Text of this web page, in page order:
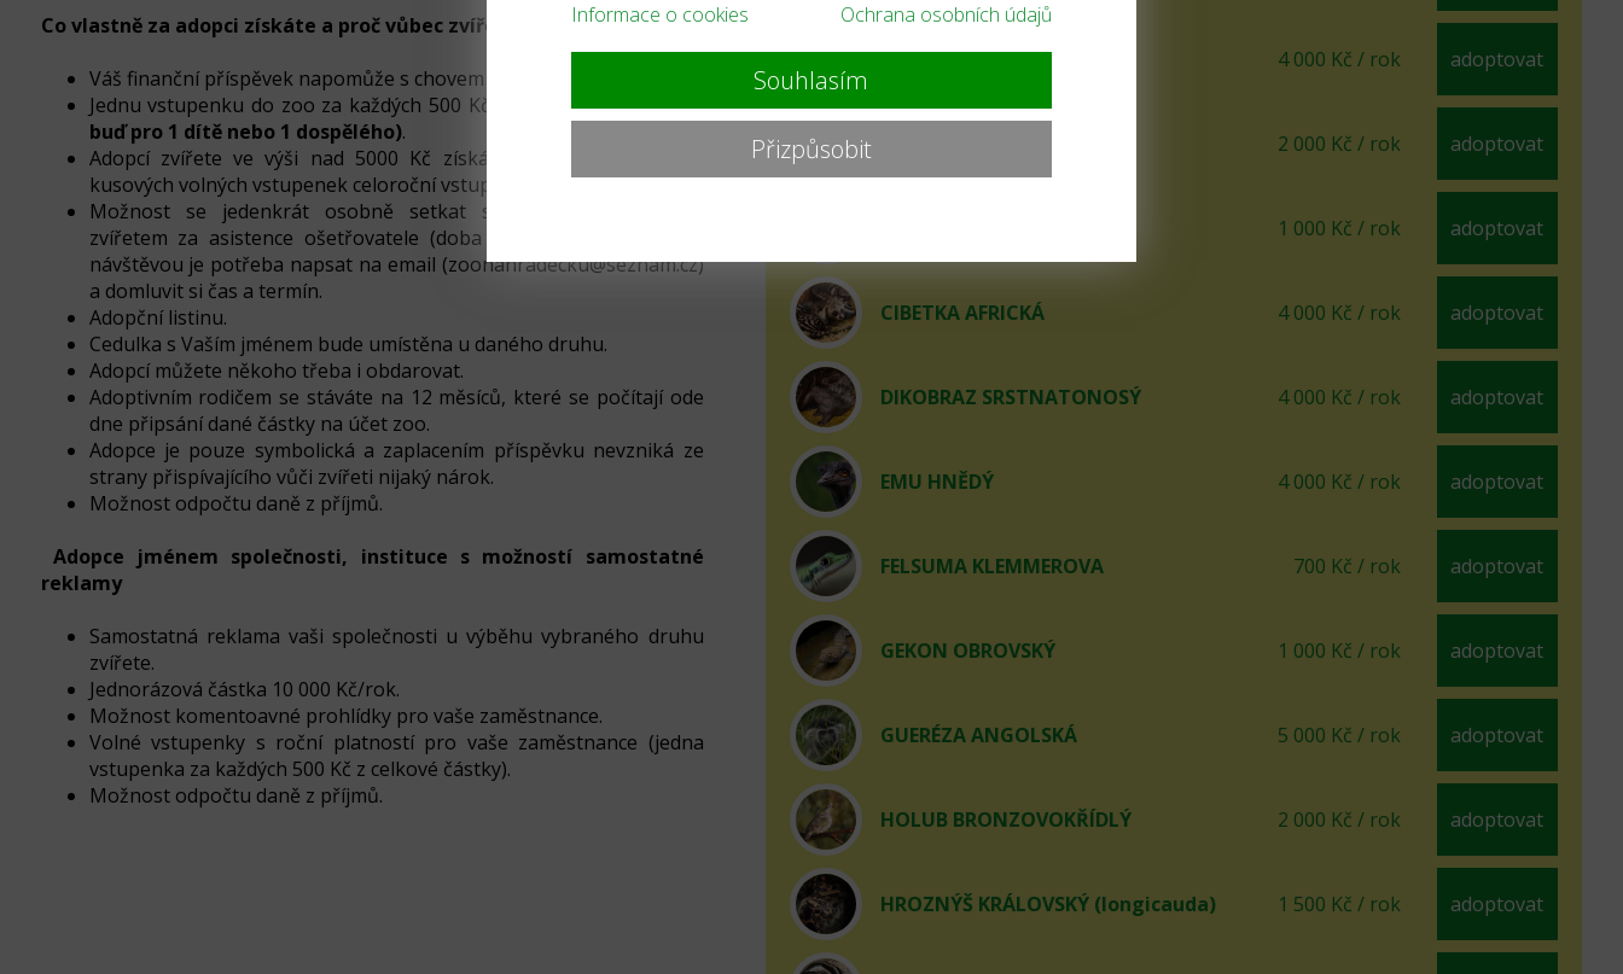
Co vlastně za adopci získáte a proč vůbec zvíře adoptovat?
Váš finanční příspěvek napomůže s chovem daného druhu.
Jednu vstupenku do zoo za každých 500 Kč
(vstupenka je platná
buď pro 1 dítě nebo 1 dospělého).
Adopcí zvířete ve výši nad 5000 Kč získá adoptivní rodič místo
kusových volných vstupenek celoroční vstup do zoo ZDARMA.
Možnost se jedenkrát osobně setkat se svým adoptovaným
zvířetem za asistence ošetřovatele (doba trvání 30 minut). Před
návštěvou je potřeba napsat na email (zoonahradecku@seznam.cz)
a domluvit si čas a termín.
Adopční listinu.
Cedulka s Vaším jménem bude umístěna u daného druhu.
Adopcí můžete někoho třeba i obdarovat.
Adoptivním rodičem se stáváte na 12 měsíců, které se počítají ode
dne připsání dané částky na účet zoo.
Adopce je pouze symbolická a zaplacením příspěvku nevzniká ze
strany přispívajícího vůči zvířeti nijaký nárok.
Možnost odpočtu daně z příjmů.
Adopce jménem společnosti, instituce s možností samostatné
reklamy
Samostatná reklama vaši společnosti u výběhu vybraného druhu
zvířete.
Jednorázová částka 10 000 Kč/rok.
Možnost komentoavné prohlídky pro vaše zaměstnance.
Volné vstupenky s roční platností pro vaše zaměstnance (jedna
vstupenka za každých 500 Kč z celkové částky).
Možnost odpočtu daně z příjmů.
ARA ZELENOKŘÍDLÝ 4 000 Kč / rok adoptovat
2 000 Kč / rok adoptovat
1 000 Kč / rok adoptovat
CIBETKA AFRICKÁ 4 000 Kč / rok adoptovat
DIKOBRAZ SRSTNATONOSÝ 4 000 Kč / rok adoptovat
EMU HNĚDÝ 4 000 Kč / rok adoptovat
FELSUMA KLEMMEROVA 700 Kč / rok adoptovat
GEKON OBROVSKÝ 1 000 Kč / rok adoptovat
GUERÉZA ANGOLSKÁ 5 000 Kč / rok adoptovat
HOLUB BRONZOVOKŘÍDLÝ 2 000 Kč / rok adoptovat
HROZNÝŠ KRÁLOVSKÝ (longicauda) 1 500 Kč / rok adoptovat
Informace o cookies Ochrana osobních údajů
Souhlasím
Přizpůsobit